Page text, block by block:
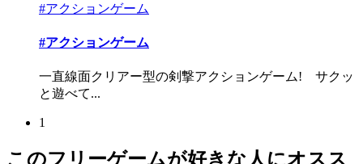
#アクションゲーム
#アクションゲーム
一直線面クリアー型の剣撃アクションゲーム! サクッ
と遊べて...
1
このフリーゲームが好きな人にオスス